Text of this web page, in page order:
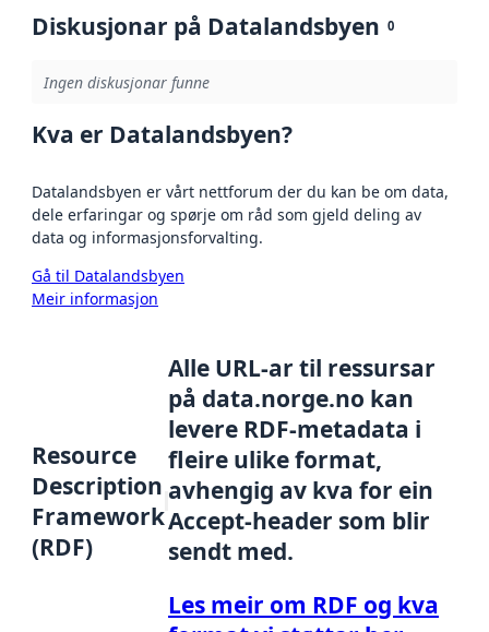
Diskusjonar på Datalandsbyen 0
Ingen diskusjonar funne
Kva er Datalandsbyen?
Datalandsbyen er vårt nettforum der du kan be om data,
dele erfaringar og spørje om råd som gjeld deling av
data og informasjonsforvalting.
Gå til Datalandsbyen
Meir informasjon
Resource
Description
Framework
(RDF)
Alle URL-ar til ressursar
på data.norge.no kan
levere RDF-metadata i
fleire ulike format,
avhengig av kva for ein
Accept-header som blir
sendt med.
Les meir om RDF og kva